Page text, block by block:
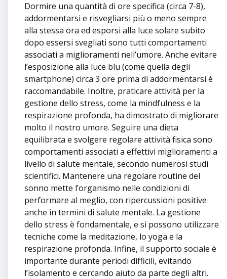
Dormire una quantità di ore specifica (circa 7-8),
addormentarsi e risvegliarsi più o meno sempre
alla stessa ora ed esporsi alla luce solare subito
dopo essersi svegliati sono tutti comportamenti
associati a miglioramenti nell’umore. Anche evitare
l’esposizione alla luce blu (come quella degli
smartphone) circa 3 ore prima di addormentarsi è
raccomandabile. Inoltre, praticare attività per la
gestione dello stress, come la mindfulness e la
respirazione profonda, ha dimostrato di migliorare
molto il nostro umore. Seguire una dieta
equilibrata e svolgere regolare attività fisica sono
comportamenti associati a effettivi miglioramenti a
livello di salute mentale, secondo numerosi studi
scientifici. Mantenere una regolare routine del
sonno mette l’organismo nelle condizioni di
performare al meglio, con ripercussioni positive
anche in termini di salute mentale. La gestione
dello stress è fondamentale, e si possono utilizzare
tecniche come la meditazione, lo yoga e la
respirazione profonda. Infine, il supporto sociale è
importante durante periodi difficili, evitando
l’isolamento e cercando aiuto da parte degli altri.